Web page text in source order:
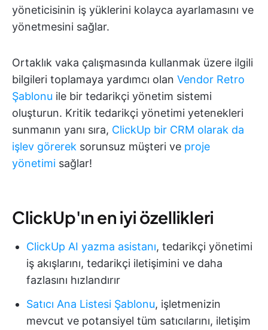
yöneticisinin iş yüklerini kolayca ayarlamasını ve
yönetmesini sağlar.
Ortaklık vaka çalışmasında kullanmak üzere ilgili
bilgileri toplamaya yardımcı olan Vendor Retro
Şablonu ile bir tedarikçi yönetim sistemi
oluşturun. Kritik tedarikçi yönetimi yetenekleri
sunmanın yanı sıra, ClickUp bir CRM olarak da
işlev görerek sorunsuz müşteri ve proje
yönetimi sağlar!
ClickUp'ın en iyi özellikleri
ClickUp AI yazma asistanı, tedarikçi yönetimi
iş akışlarını, tedarikçi iletişimini ve daha
fazlasını hızlandırır
Satıcı Ana Listesi Şablonu, işletmenizin
mevcut ve potansiyel tüm satıcılarını, iletişim